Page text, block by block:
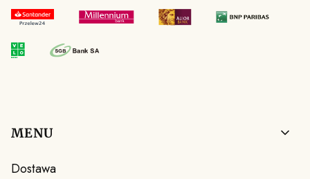
Linki w stopce
MENU
Dostawa